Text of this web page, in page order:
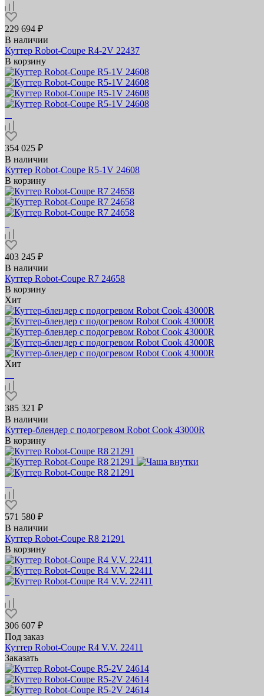
229 694 ₽
В наличии
Куттер Robot-Coupe R4-2V 22437
В корзину
354 025 ₽
В наличии
Куттер Robot-Coupe R5-1V 24608
В корзину
403 245 ₽
В наличии
Куттер Robot-Coupe R7 24658
В корзину
Хит
Хит
385 321 ₽
В наличии
Куттер-блендер с подогревом Robot Cook 43000R
В корзину
571 580 ₽
В наличии
Куттер Robot-Coupe R8 21291
В корзину
306 607 ₽
Под заказ
Куттер Robot-Coupe R4 V.V. 22411
Заказать